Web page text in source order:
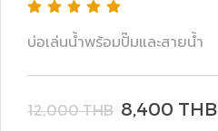
บ่อเล่นน้ำพร้อมปั๊มและสายน้ำ
12,000 THB 8,400 THB